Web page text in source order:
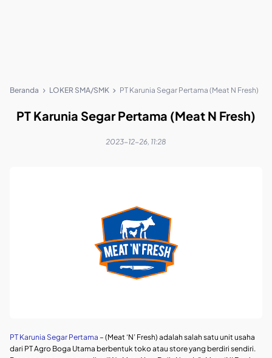
Beranda LOKER SMA/SMK PT Karunia Segar Pertama (Meat N Fresh)
PT Karunia Segar Pertama (Meat N Fresh)
2023-12-26, 11:28
PT Karunia Segar Pertama – (Meat ‘N’ Fresh) adalah salah satu unit usaha
dari PT Agro Boga Utama berbentuk toko atau store yang berdiri sendiri.